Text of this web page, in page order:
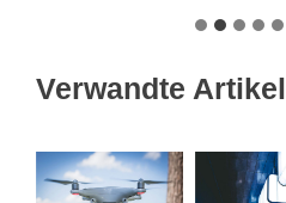
Verwandte Artikel